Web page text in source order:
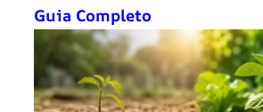
Guia Completo